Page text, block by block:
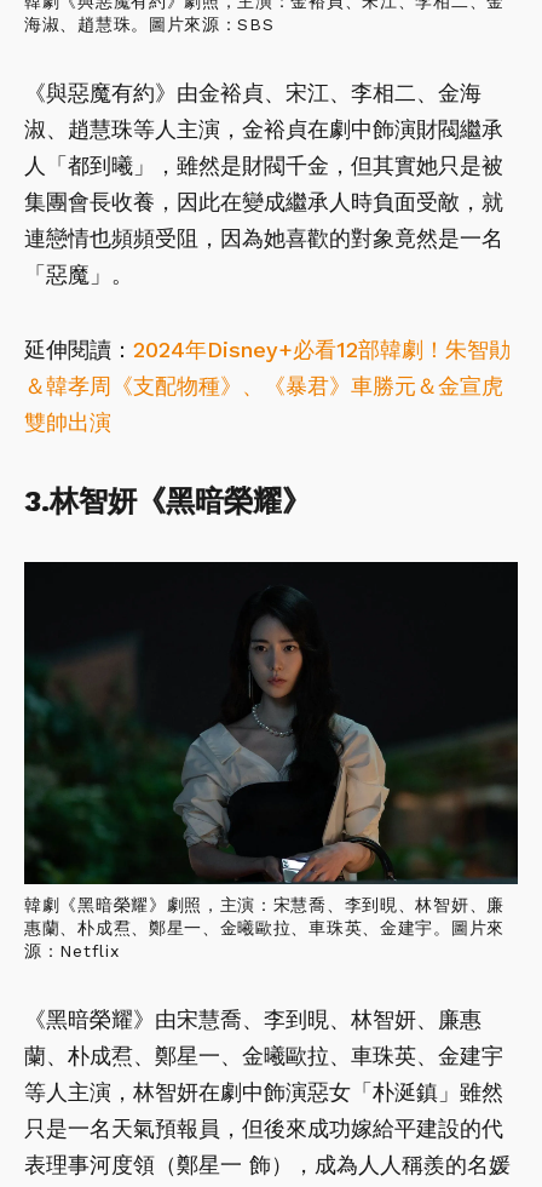
海淑、趙慧珠。圖片來源：SBS
《與惡魔有約》由金裕貞、宋江、李相二、金海
淑、趙慧珠等人主演，金裕貞在劇中飾演財閥繼承
人「都到曦」，雖然是財閥千金，但其實她只是被
集團會長收養，因此在變成繼承人時負面受敵，就
連戀情也頻頻受阻，因為她喜歡的對象竟然是一名
「惡魔」。
延伸閱讀： 2024年Disney+必看12部韓劇！朱智勛
＆韓孝周《支配物種》、《暴君》車勝元＆金宣虎
雙帥出演
3.林智妍《黑暗榮耀》
韓劇《黑暗榮耀》劇照，主演：宋慧喬、李到晛、林智妍、廉
惠蘭、朴成焄、鄭星一、金曦歐拉、車珠英、金建宇。圖片來
源：Netflix
《黑暗榮耀》由宋慧喬、李到晛、林智妍、廉惠
蘭、朴成焄、鄭星一、金曦歐拉、車珠英、金建宇
等人主演，林智妍在劇中飾演惡女「朴涎鎮」雖然
只是一名天氣預報員，但後來成功嫁給平建設的代
表理事河度領（鄭星一 飾），成為人人稱羨的名媛